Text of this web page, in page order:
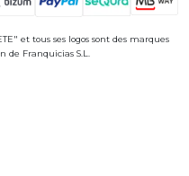
et tous ses logos sont des marques
de Franquicias S.L.